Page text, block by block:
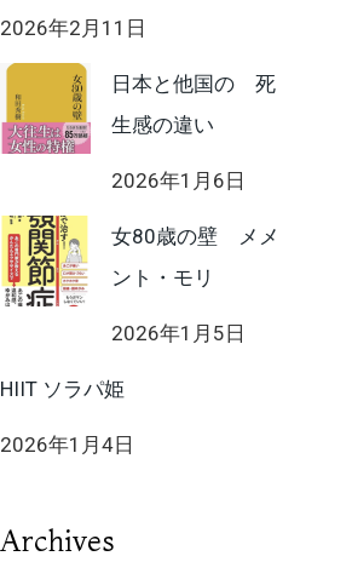
2026年2月11日
日本と他国の 死
生感の違い
2026年1月6日
女80歳の壁 メメ
ント・モリ
2026年1月5日
HIIT ソラパ姫
2026年1月4日
Archives